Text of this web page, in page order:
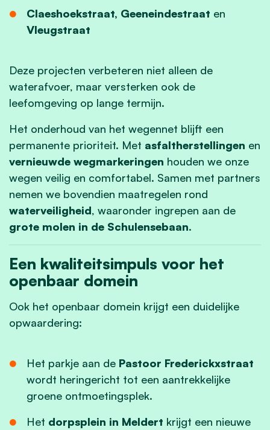
Claeshoekstraat, Geeneindestraat en
Vleugstraat
Deze projecten verbeteren niet alleen de
waterafvoer, maar versterken ook de
leefomgeving op lange termijn.
Het onderhoud van het wegennet blijft een
permanente prioriteit. Met asfaltherstellingen en
vernieuwde wegmarkeringen houden we onze
wegen veilig en comfortabel. Samen met partners
nemen we bovendien maatregelen rond
waterveiligheid, waaronder ingrepen aan de
grote molen in de Schulensebaan.
Een kwaliteitsimpuls voor het
openbaar domein
Ook het openbaar domein krijgt een duidelijke
opwaardering:
Het parkje aan de Pastoor Frederickxstraat
wordt heringericht tot een aantrekkelijke
groene ontmoetingsplek.
Het dorpsplein in Meldert krijgt een nieuwe